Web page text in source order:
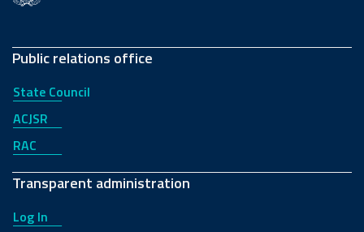
Public relations office
State Council
ACJSR
RAC
Transparent administration
Log In